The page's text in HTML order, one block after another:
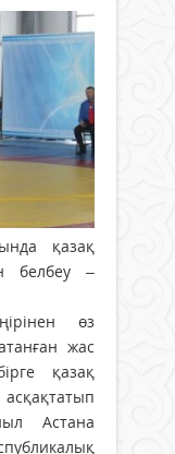
қазақ
белбеу –
өз
жас
қазақ
Астана